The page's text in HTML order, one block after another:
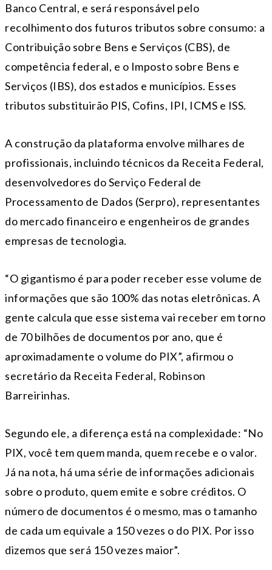
Banco Central, e será responsável pelo
recolhimento dos futuros tributos sobre consumo: a
Contribuição sobre Bens e Serviços (CBS), de
competência federal, e o Imposto sobre Bens e
Serviços (IBS), dos estados e municípios. Esses
tributos substituirão PIS, Cofins, IPI, ICMS e ISS.
A construção da plataforma envolve milhares de
profissionais, incluindo técnicos da Receita Federal,
desenvolvedores do Serviço Federal de
Processamento de Dados (Serpro), representantes
do mercado financeiro e engenheiros de grandes
empresas de tecnologia.
“O gigantismo é para poder receber esse volume de
informações que são 100% das notas eletrônicas. A
gente calcula que esse sistema vai receber em torno
de 70 bilhões de documentos por ano, que é
aproximadamente o volume do PIX”, afirmou o
secretário da Receita Federal, Robinson
Barreirinhas.
Segundo ele, a diferença está na complexidade: “No
PIX, você tem quem manda, quem recebe e o valor.
Já na nota, há uma série de informações adicionais
sobre o produto, quem emite e sobre créditos. O
número de documentos é o mesmo, mas o tamanho
de cada um equivale a 150 vezes o do PIX. Por isso
dizemos que será 150 vezes maior”.